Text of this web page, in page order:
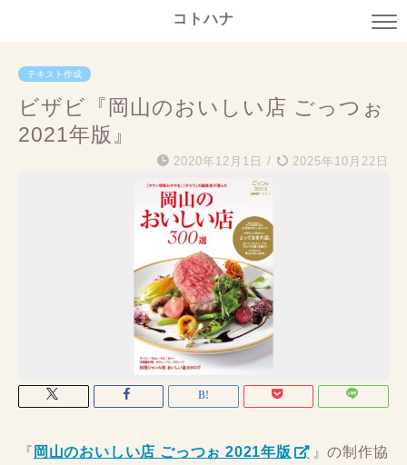
コトハナ
テキスト作成
ビザビ『岡山のおいしい店 ごっつぉ
2021年版』
2020年12月1日 / 2025年10月22日
『 岡山のおいしい店 ごっつぉ 2021年版
』の制作協